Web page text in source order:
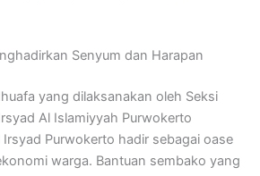
Senyum dan Harapan
yang dilaksanakan oleh Seksi
Al Islamiyyah Purwokerto
Irsyad Purwokerto hadir sebagai oase
warga. Bantuan sembako yang